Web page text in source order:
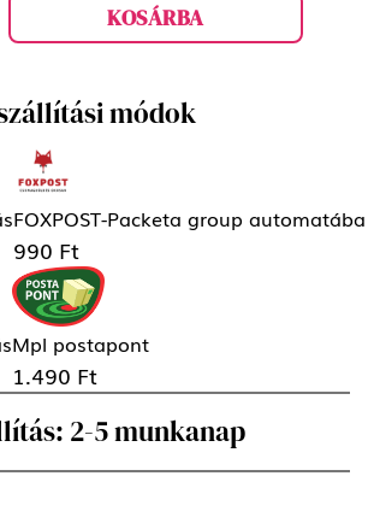
KOSÁRBA
módok
FOXPOST-Packeta group automatába
990 Ft
Mpl postapont
1.490 Ft
2-5 munkanap